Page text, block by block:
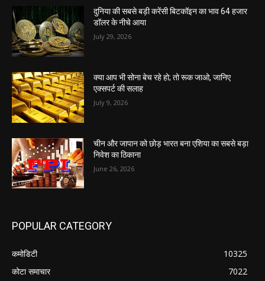
दुनिया की सबसे बड़ी करेंसी बिटकॉइन का भाव 64 हजार
डॉलर के नीचे आया
July 29, 2026
क्या आप भी सोना बेच रहे हो; तो रूक जाओ, जानिए
एक्सपर्ट की सलाह
July 9, 2026
चीन और जापान को छोड़ भारत बना एशिया का सबसे बड़ा
निवेश का ठिकाना
June 26, 2026
POPULAR CATEGORY
कमोडिटी
10325
कोटा समाचार
7022